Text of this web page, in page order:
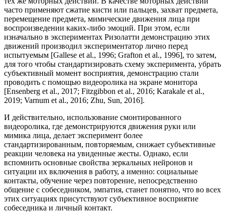
часто применяют сжатие кисти или пальцев, захват предмета,
перемещение предмета, мимические движения лица при
воспроизведении каких-либо эмоций. При этом, если
изначально в экспериментах Ризолатти демонстрацию этих
движений производил экспериментатор лично перед
испытуемым [Gallese et al., 1996; Grafton et al., 1996], то затем,
для того чтобы стандартизировать схему эксперимента, убрать
субъективный момент восприятия, демонстрацию стали
проводить с помощью видеоролика на экране монитора
[Ensenberg et al., 2017; Fitzgibbon et al., 2016; Karakale et al.,
2019; Varnum et al., 2016; Zhu, Sun, 2016].
И действительно, использование смонтированного
видеоролика, где демонстрируются движения руки или
мимика лица, делает эксперимент более
стандартизированным, повторяемым, снижает субъективные
реакции человека на увиденные жесты. Однако, если
вспомнить основные свойства зеркальных нейронов и
ситуации их включения в работу, а именно: социальные
контакты, обучение через повторение, непосредственно
общение с собеседником, эмпатия, станет понятно, что во всех
этих ситуациях присутствуют субъективное восприятие
собеседника и личный контакт.